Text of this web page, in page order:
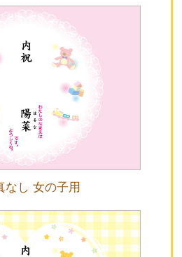
なし 女の子用